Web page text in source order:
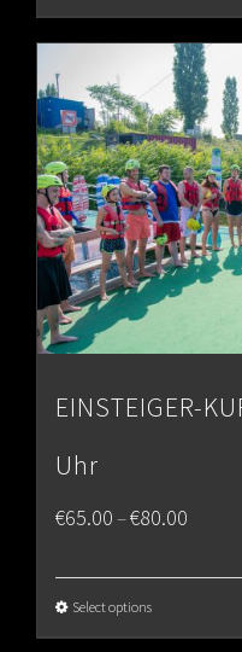
€80.00
EINSTEIGER-
Uhr
€65.00–€80.00
Select options